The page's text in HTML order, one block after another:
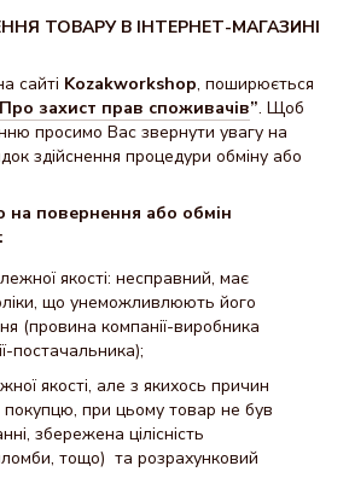
ТОВАРУ В ІНТЕРНЕТ-МАГАЗИНІ
сайті Kozakworkshop, поширюється
Про захист прав споживачів”. Щоб
просимо Вас звернути увагу на
здійснення процедури обміну або
на повернення або обмін
якості: несправний, має
що унеможливлюють його
(провина компанії-виробника
постачальника);
якості, але з якихось причин
покупцю, при цьому товар не був
збережена цілісність
тощо) та розрахунковий